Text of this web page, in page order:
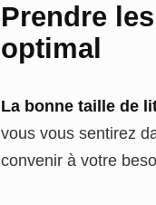
Prendre
optimal
La bonne taille de
vous vous sentirez
convenir à votre